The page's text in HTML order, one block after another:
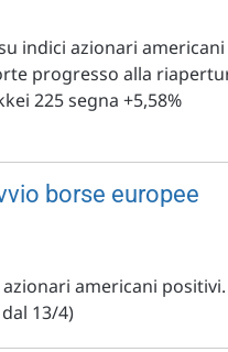
indici azionari americani
progresso alla
225 segna +5,58%
borse europee
americani positivi.
13/4)